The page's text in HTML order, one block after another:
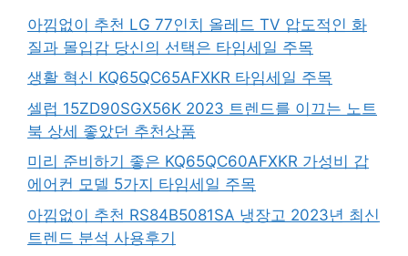
아낌없이 추천 LG 77인치 올레드 TV 압도적인 화
질과 몰입감 당신의 선택은 타임세일 주목
생활 혁신 KQ65QC65AFXKR 타임세일 주목
셀럽 15ZD90SGX56K 2023 트렌드를 이끄는 노트
북 상세 좋았던 추천상품
미리 준비하기 좋은 KQ65QC60AFXKR 가성비 갑
에어컨 모델 5가지 타임세일 주목
아낌없이 추천 RS84B5081SA 냉장고 2023년 최신
트렌드 분석 사용후기